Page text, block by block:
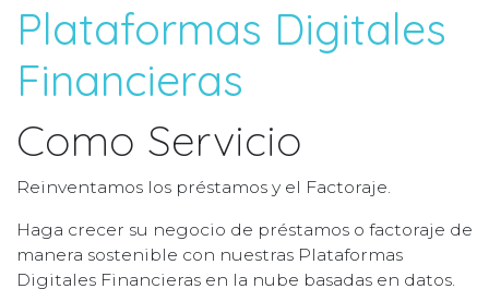
Plataformas Digitales
Financieras
Como Servicio
Reinventamos los préstamos y el Factoraje.
Haga crecer su negocio de préstamos o factoraje de
manera sostenible con nuestras Plataformas
Digitales Financieras en la nube basadas en datos.